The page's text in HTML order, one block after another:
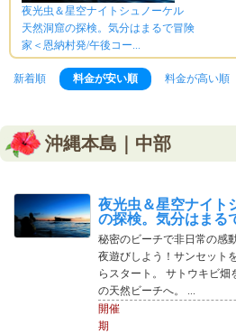
夜光虫＆星空ナイトシュノーケル
天然洞窟の探検。気分はまるで冒険
家＜恩納村発/午後コー...
新着順 料金が安い順 料金が高い順
沖縄本島｜中部
夜光虫＆星空ナイ
の探検。気分はまる
秘密のビーチで非日常の感
夜遊びしよう！サンセット
らスタート。 サトウキビ
の天然ビーチへ。 ...
開催
期